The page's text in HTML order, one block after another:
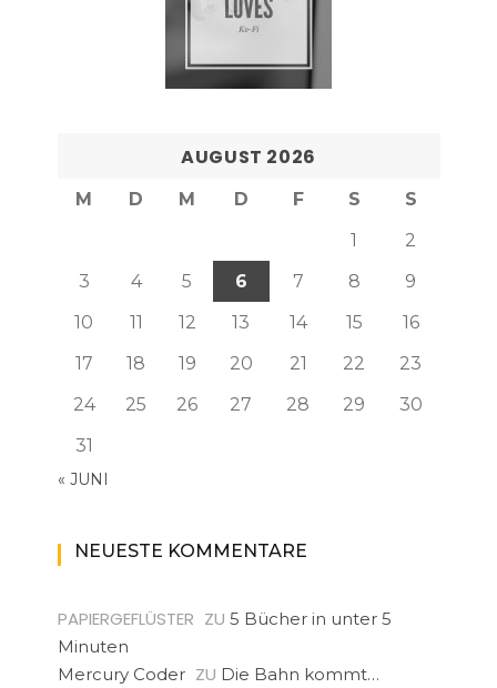
AUGUST 2026
M D M D F S
S
1
2
3
4 5 6 7 8
9
10
11 12 13 14 15
16
17
18 19 20 21 22
23
24
25 26 27 28 29
30
31
« JUNI
NEUESTE KOMMENTARE
PAPIERGEFLÜSTER ZU 5 Bücher in unter 5
Minuten
Mercury Coder ZU Die Bahn kommt…